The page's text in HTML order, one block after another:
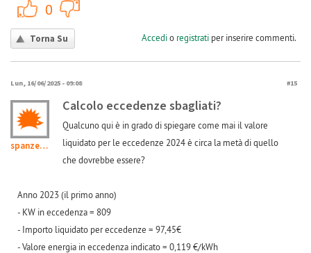
0
Torna Su Accedio registratiper inserire commenti.
Lun, 16/06/2025 - 09:08 #15
spanzetta
Calcolo eccedenze sbagliati?
Qualcuno qui è in grado di spiegare come mai il valore
liquidato per le eccedenze 2024 è circa la metà di quello
che dovrebbe essere?
Anno 2023 (il primo anno)
- KW in eccedenza = 809
- Importo liquidato per eccedenze = 97,45€
- Valore energia in eccedenza indicato = 0,119 €/kWh